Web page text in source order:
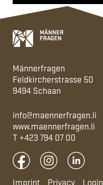
Männerfragen
Feldkircherstrasse 50
9494 Schaan
info@maennerfragen.li
www.maennerfragen.li
T +423 794 07 00
Imprint Privacy Login